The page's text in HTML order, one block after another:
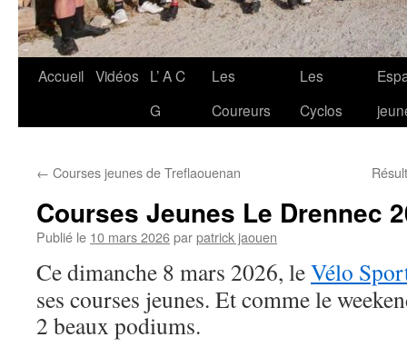
Accueil Vidéos
L’ A C
G
Les
Coureurs
Les
Cyclos
← Courses jeunes de Treflaouenan
Courses Jeunes Le Drennec
Publié le 10 mars 2026parpatrick jaouen
Ce dimanche 8 mars 2026, leVélo
ses courses jeunes. Et comme le
2 beaux podiums.